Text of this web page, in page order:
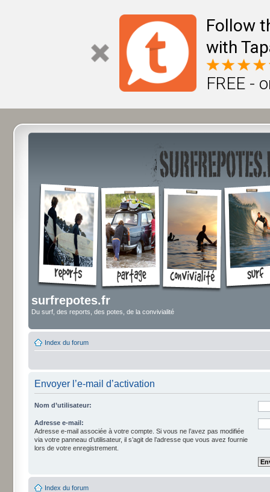
Follow
with
FREE -
surfrepotes.fr
Du surf, des reports, des potes, de la convivialité
Index du forum
Envoyer l’e-mail d’activation
Nom d’utilisateur:
Adresse e-mail:
Adresse e-mail associée à votre compte. Si vous ne l’avez pas modifiée
via votre panneau d’utilisateur, il s’agit de l’adresse que vous avez fournie
lors de votre enregistrement.
Index du forum